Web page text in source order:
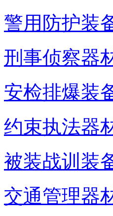
警用防护装
刑事侦察器
安检排爆装
约束执法器
被装战训装
交通管理器